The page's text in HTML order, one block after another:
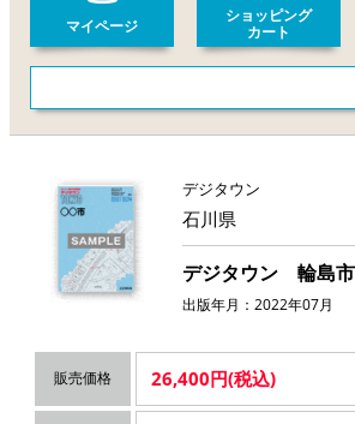
マイページ
ショッピング
カート
デジタウン
石川県
デジタウン 輪島
出版年月：2022年07月
販売価格 26,400円(税込)